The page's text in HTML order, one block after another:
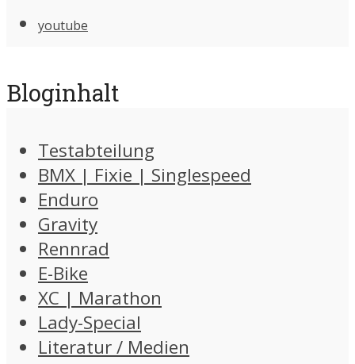
youtube
Bloginhalt
Testabteilung
BMX | Fixie | Singlespeed
Enduro
Gravity
Rennrad
E-Bike
XC | Marathon
Lady-Special
Literatur / Medien